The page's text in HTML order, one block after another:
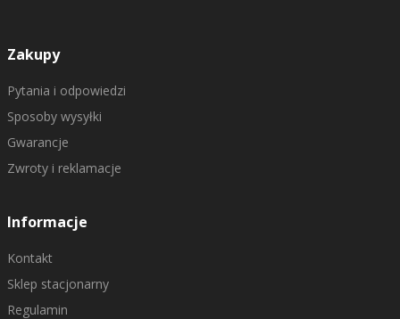
Zakupy
Pytania i odpowiedzi
Sposoby wysyłki
Gwarancje
Zwroty i reklamacje
Informacje
Kontakt
Sklep stacjonarny
Regulamin